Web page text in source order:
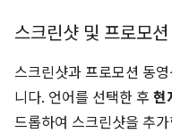
스크린샷 및 프로모
스크린샷과 프로모션 동
니다. 언어를 선택한 후 현
드롭하여 스크린샷을 추